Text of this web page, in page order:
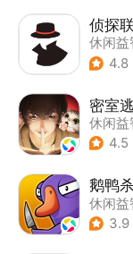
侦探
休闲益
| 侦探
4.8
休闲益
| 密室
4.5
鹅鸭
休闲益
| 金山
3.9